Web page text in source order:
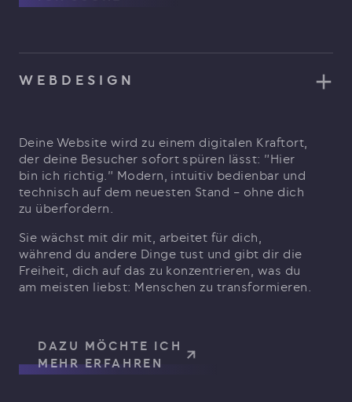
WEBDESIGN
Deine Website wird zu einem digitalen Kraftort,
der deine Besucher sofort spüren lässt: "Hier
bin ich richtig." Modern, intuitiv bedienbar und
technisch auf dem neuesten Stand – ohne dich
zu überfordern.
Sie wächst mit dir mit, arbeitet für dich,
während du andere Dinge tust und gibt dir die
Freiheit, dich auf das zu konzentrieren, was du
am meisten liebst: Menschen zu transformieren.
DAZU MÖCHTE ICH
MEHR ERFAHREN